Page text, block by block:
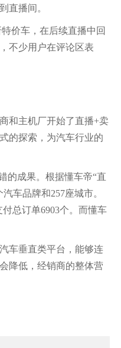
直播间。
价车，在后续直播中回
不少用户在评论区表
和主机厂开始了直播+卖
的探索，为汽车行业的
成果。根据懂车帝“直
车品牌和257座城市。
总订单6903个。而懂车
车垂直类平台，能够连
降低，经销商的整体营